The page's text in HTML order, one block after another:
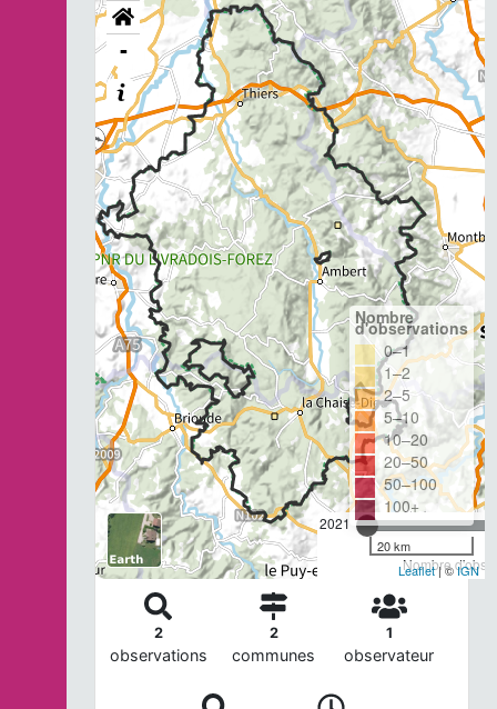
-
2021
Nombre
Nombre
d'observations
0–1
1–2
2–5
5–10
10–20
20–50
50–100
100+
20 km
Leaflet| ©IGN
2
observations
2
communes
1
observateur